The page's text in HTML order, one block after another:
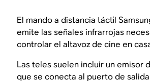
El mando a distancia táctil
emite las señales infrarrojas
controlar el altavoz de cine en
Las teles suelen incluir un emisor
que se conecta al puerto de